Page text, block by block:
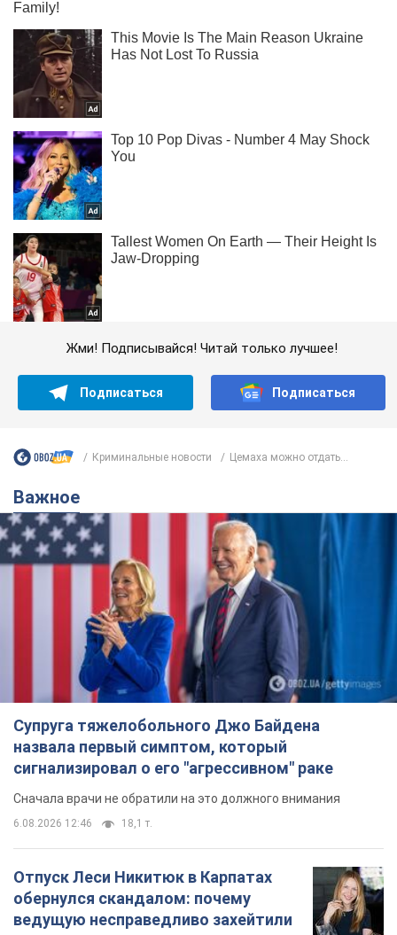
Жми! Подписывайся! Читай только лучшее!
Подписаться Подписаться
Криминальные новости Цемаха можно отдать...
Важное
Супруга тяжелобольного Джо Байдена
назвала первый симптом, который
сигнализировал о его "агрессивном" раке
Сначала врачи не обратили на это должного внимания
6.08.2026 12:46 18,1 т.
Отпуск Леси Никитюк в Карпатах
обернулся скандалом: почему
ведущую несправедливо захейтили